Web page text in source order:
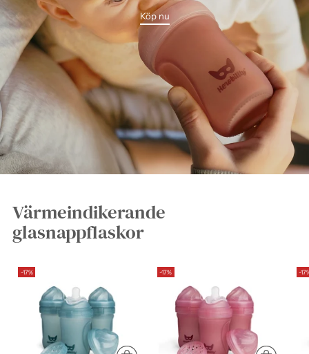
Köp nu
Värmeindikerande
glasnappflaskor
-17% -17% -